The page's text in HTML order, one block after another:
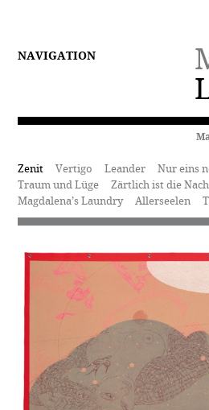
NAVIGATION
Zenit Vertigo Leander Nur eins
Traum und Lüge
Zärtlich ist die
Magdalena’s Laundry
Allerseelen